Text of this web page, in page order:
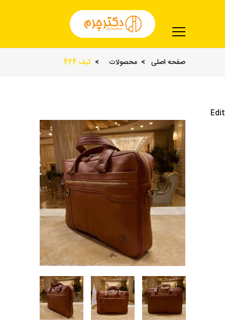
صفحه اصلی محصولات کیف 424
Edit